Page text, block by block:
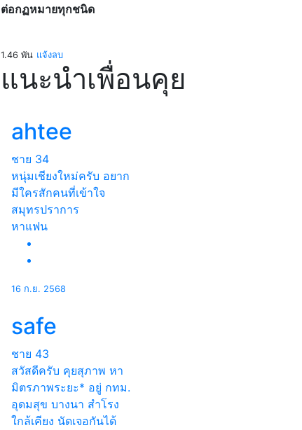
ต่อกฏหมายทุกชนิด
1.46 พัน แจ้งลบ
แนะนำเพื่อนคุย
ahtee
ชาย 34
หนุ่มเชียงใหม่ครับ อยาก
มีใครสักคนที่เข้าใจ
สมุทรปราการ
หาแฟน
16 ก.ย. 2568
safe
ชาย 43
สวัสดีครับ คุยสุภาพ หา
มิตรภาพระยะ* อยู่ กทม.
อุดมสุข บางนา สำโรง
ใกล้เคียง นัดเจอกันได้